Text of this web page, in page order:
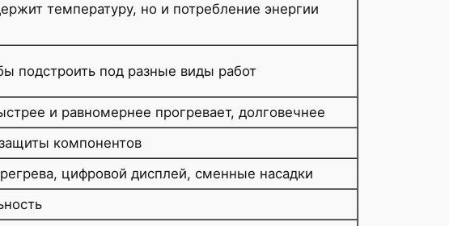
температуру, но и потребление энергии
подстроить под разные виды работ
и равномернее прогревает, долговечнее
компонентов
цифровой дисплей, сменные насадки